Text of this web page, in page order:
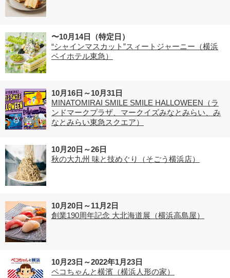
〜10月14日（特定日）
“シャインマスカット”スィートジャーニー（横浜
ベイホテル東急）
10月16日～10月31日
MINATOMIRAI SMILE SMILE HALLOWEEN（ラ
ンドマークプラザ、マークイズみなとみらい、み
なとみらい東急スクエア）
10月20日～26日
秋の大九州 味と技めぐり（そごう横浜店）
10月20日～11月2日
創業190周年記念 大北海道展（横浜高島屋）
10月23日～2022年1月23日
ペコちゃんと横濱（横浜人形の家）